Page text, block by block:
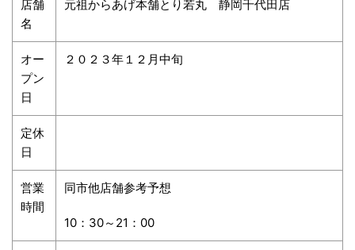
店舗
名
元祖からあげ本舗とり若丸 静岡千代田店
オー
プン
日
２０２３年１２月中旬
定休
日
営業
時間
同市他店舗参考予想
10 ： 30～ 21 ： 00